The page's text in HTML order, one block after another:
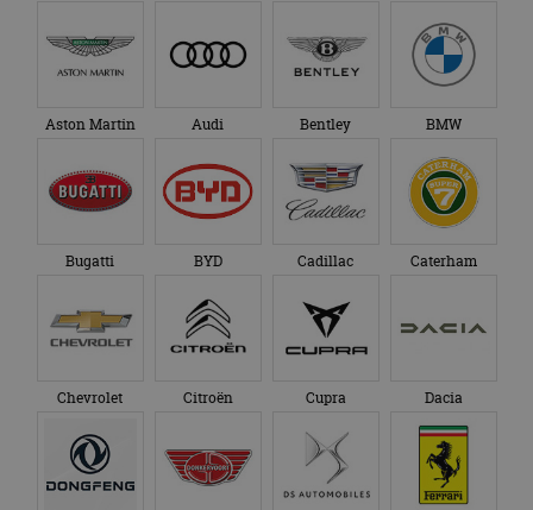
Aston Martin Audi Bentley BMW
Bugatti BYD Cadillac Caterham
Chevrolet Citroën Cupra Dacia